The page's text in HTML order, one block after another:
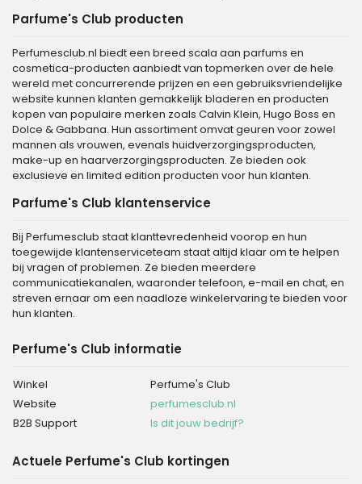
Parfume's Club producten
Perfumesclub.nl biedt een breed scala aan parfums en
cosmetica-producten aanbiedt van topmerken over de hele
wereld met concurrerende prijzen en een gebruiksvriendelijke
website kunnen klanten gemakkelijk bladeren en producten
kopen van populaire merken zoals Calvin Klein, Hugo Boss en
Dolce & Gabbana. Hun assortiment omvat geuren voor zowel
mannen als vrouwen, evenals huidverzorgingsproducten,
make-up en haarverzorgingsproducten. Ze bieden ook
exclusieve en limited edition producten voor hun klanten.
Parfume's Club klantenservice
Bij Perfumesclub staat klanttevredenheid voorop en hun
toegewijde klantenserviceteam staat altijd klaar om te helpen
bij vragen of problemen. Ze bieden meerdere
communicatiekanalen, waaronder telefoon, e-mail en chat, en
streven ernaar om een naadloze winkelervaring te bieden voor
hun klanten.
Perfume's Club informatie
Winkel
Perfume's Club
Website
perfumesclub.nl
B2B Support
Is dit jouw bedrijf?
Actuele Perfume's Club kortingen